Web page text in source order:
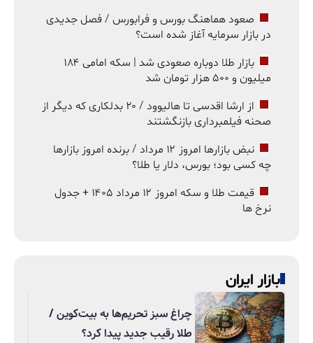
صعود هماهنگ بورس و فرابورس / فصل جدیدی
در بازار سرمایه آغاز شده است؟
بازار طلا دوباره صعودی شد | سکه امامی ۱۸۴
میلیون و ۵۰۰ هزار تومان شد
از ارشا اقدسی تا هالیوود / ۲۰ بدلکاری که دیگر از
صحنه فیلمبرداری بازنگشتند
نبض بازارها امروز ۱۲ مرداد / برنده امروز بازارها
چه کسی بود؛ بورس، دلار یا طلا؟
قیمت طلا و سکه امروز ۱۲ مرداد ۱۴۰۵ + جدول
نرخ ها
بازار ایران
چراغ سبز تحریم‌ها به بیت‌کوین /
طلا رقیب جدید پیدا کرد؟